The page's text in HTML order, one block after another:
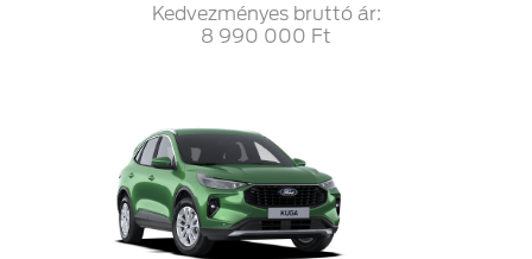
Kedvezményes bruttó ár:
8‍ ‍990‍ ‍000 Ft